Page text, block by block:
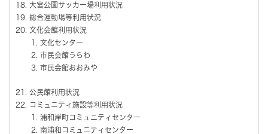
大宮公園サッカー場利用状況
総合運動場等利用状況
文化会館利用状況
文化センター
市民会館うらわ
市民会館おおみや
公民館利用状況
コミュニティ施設等利用状況
浦和岸町コミュニティセンター
南浦和コミュニティセンター